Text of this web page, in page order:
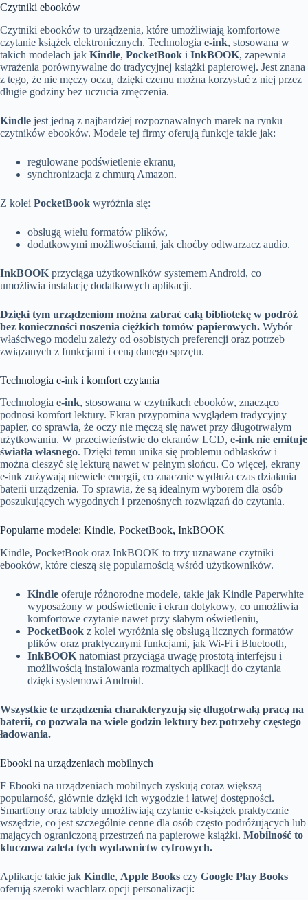
Czytniki ebooków
Czytniki ebooków to urządzenia, które umożliwiają komfortowe
czytanie książek elektronicznych. Technologia e-ink, stosowana w
takich modelach jak Kindle, PocketBook i InkBOOK, zapewnia
wrażenia porównywalne do tradycyjnej książki papierowej. Jest znana
z tego, że nie męczy oczu, dzięki czemu można korzystać z niej przez
długie godziny bez uczucia zmęczenia.
Kindle jest jedną z najbardziej rozpoznawalnych marek na rynku
czytników ebooków. Modele tej firmy oferują funkcje takie jak:
regulowane podświetlenie ekranu,
synchronizacja z chmurą Amazon.
Z kolei PocketBook wyróżnia się:
obsługą wielu formatów plików,
dodatkowymi możliwościami, jak choćby odtwarzacz audio.
InkBOOK przyciąga użytkowników systemem Android, co
umożliwia instalację dodatkowych aplikacji.
Dzięki tym urządzeniom można zabrać całą bibliotekę w podróż
bez konieczności noszenia ciężkich tomów papierowych. Wybór
właściwego modelu zależy od osobistych preferencji oraz potrzeb
związanych z funkcjami i ceną danego sprzętu.
Technologia e-ink i komfort czytania
Technologia e-ink, stosowana w czytnikach ebooków, znacząco
podnosi komfort lektury. Ekran przypomina wyglądem tradycyjny
papier, co sprawia, że oczy nie męczą się nawet przy długotrwałym
użytkowaniu. W przeciwieństwie do ekranów LCD, e-ink nie emituje
światła własnego. Dzięki temu unika się problemu odblasków i
można cieszyć się lekturą nawet w pełnym słońcu. Co więcej, ekrany
e-ink zużywają niewiele energii, co znacznie wydłuża czas działania
baterii urządzenia. To sprawia, że są idealnym wyborem dla osób
poszukujących wygodnych i przenośnych rozwiązań do czytania.
Popularne modele: Kindle, PocketBook, InkBOOK
Kindle, PocketBook oraz InkBOOK to trzy uznawane czytniki
ebooków, które cieszą się popularnością wśród użytkowników.
Kindle oferuje różnorodne modele, takie jak Kindle Paperwhite
wyposażony w podświetlenie i ekran dotykowy, co umożliwia
komfortowe czytanie nawet przy słabym oświetleniu,
PocketBook z kolei wyróżnia się obsługą licznych formatów
plików oraz praktycznymi funkcjami, jak Wi-Fi i Bluetooth,
InkBOOK natomiast przyciąga uwagę prostotą interfejsu i
możliwością instalowania rozmaitych aplikacji do czytania
dzięki systemowi Android.
Wszystkie te urządzenia charakteryzują się długotrwałą pracą na
baterii, co pozwala na wiele godzin lektury bez potrzeby częstego
ładowania.
Ebooki na urządzeniach mobilnych
F Ebooki na urządzeniach mobilnych zyskują coraz większą
popularność, głównie dzięki ich wygodzie i łatwej dostępności.
Smartfony oraz tablety umożliwiają czytanie e-książek praktycznie
wszędzie, co jest szczególnie cenne dla osób często podróżujących lub
mających ograniczoną przestrzeń na papierowe książki. Mobilność to
kluczowa zaleta tych wydawnictw cyfrowych.
Aplikacje takie jak Kindle, Apple Books czy Google Play Books
oferują szeroki wachlarz opcji personalizacji: